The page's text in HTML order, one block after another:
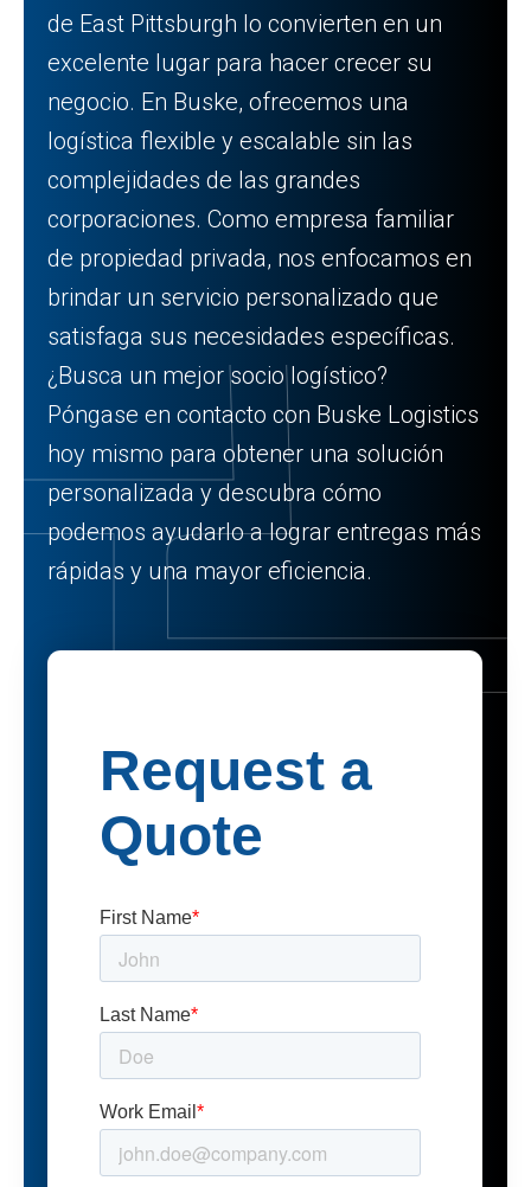
de East Pittsburgh lo convierten en un
excelente lugar para hacer crecer su
negocio. En Buske, ofrecemos una
logística flexible y escalable sin las
complejidades de las grandes
corporaciones. Como empresa familiar
de propiedad privada, nos enfocamos en
brindar un servicio personalizado que
satisfaga sus necesidades específicas.
¿Busca un mejor socio logístico?
Póngase en contacto con Buske Logistics
hoy mismo para obtener una solución
personalizada y descubra cómo
podemos ayudarlo a lograr entregas más
rápidas y una mayor eficiencia.